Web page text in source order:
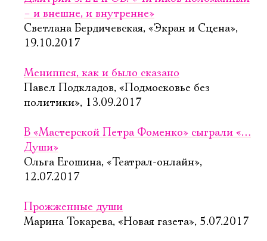
– и внешне, и внутренне»
Светлана Бердичевская, «Экран и Сцена»,
19.10.2017
Мениппея, как и было сказано
Павел Подкладов, «Подмосковье без
политики», 13.09.2017
В «Мастерской Петра Фоменко» сыграли «…
Души»
Ольга Егошина, «Театрал-онлайн»,
12.07.2017
Прожженные души
Марина Токарева, «Новая газета», 5.07.2017